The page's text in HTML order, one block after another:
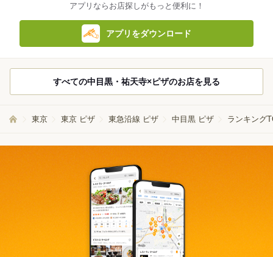
アプリならお店探しがもっと便利に！
アプリをダウンロード
すべての中目黒・祐天寺×ピザのお店を見る
東京 東京 ピザ 東急沿線 ピザ 中目黒 ピザ ランキング